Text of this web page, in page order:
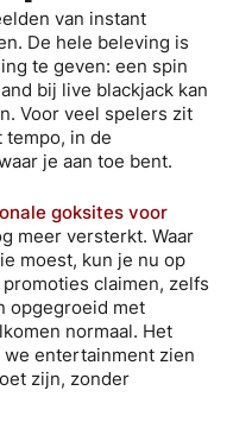
van instant
De hele beleving is
te geven: een spin
bij live blackjack kan
Voor veel spelers zit
tempo, in de
je aan toe bent.
goksites voor
meer versterkt. Waar
moest, kun je nu op
claimen, zelfs
opgegroeid met
normaal. Het
entertainment zien
zijn, zonder